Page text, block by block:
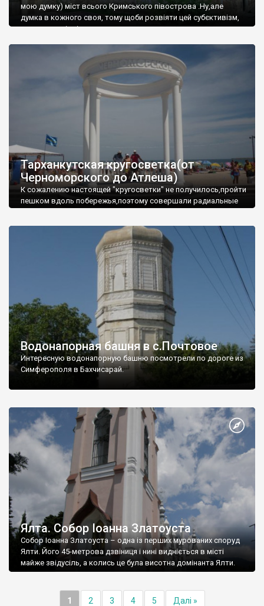
мою думку) міст всього Кримського півострова .Ну,але
думка в кожного своя, тому щоби розвіяти цей субєктивізм,
запрошую відвідати це
Тарханкутская кругосветка(от
Черноморского до Атлеша)
К сожалению настоящей "кругосветки" не получилось,пройти
пешком вдоль побережья,поэтому совершали радиальные
Водонапорная башня в с.Почтовое
Интересную водонапорную башню посмотрели по дороге из
Симферополя в Бахчисарай.
Ялта. Собор Іоанна Златоуста
Собор Іоанна Златоуста – одна із перших мурованих споруд
Ялти. Його 45-метрова дзвіниця і нині видніється в місті
майже звідусіль, а колись це була висотна домінанта Ялти.
1 2 3 4 5 Далі »